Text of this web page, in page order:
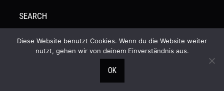
© 2026 Festival Musik und Politik. All rights reserved.
Diese Website benutzt Cookies. Wenn du die Website weiter
nutzt, gehen wir von deinem Einverständnis aus.
OK